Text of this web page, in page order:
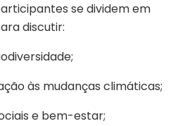
se dividem em
discutir:
às mudanças climáticas;
e bem-estar;